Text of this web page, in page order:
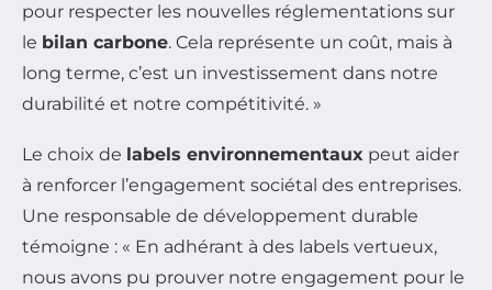
pour respecter les nouvelles réglementations sur
le bilan carbone. Cela représente un coût, mais à
long terme, c’est un investissement dans notre
durabilité et notre compétitivité. »
Le choix de labels environnementaux peut aider
à renforcer l’engagement sociétal des entreprises.
Une responsable de développement durable
témoigne : « En adhérant à des labels vertueux,
nous avons pu prouver notre engagement pour le